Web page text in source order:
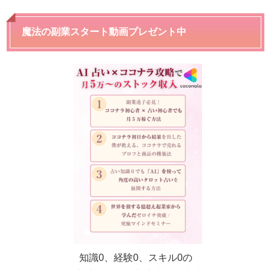
魔法の副業スタート動画プレゼント中
知識0、経験0、スキル0の